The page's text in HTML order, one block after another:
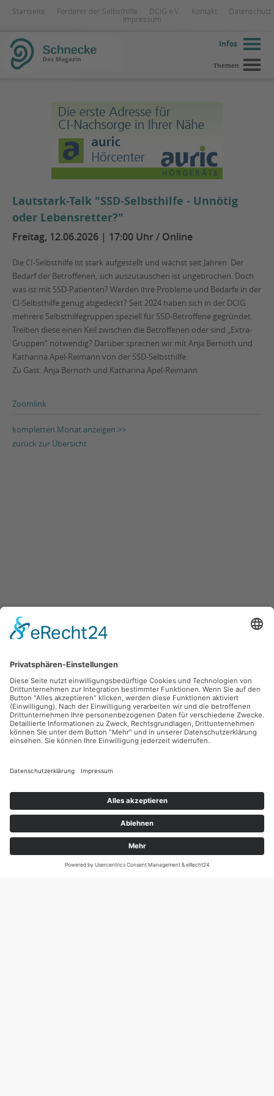
Startseite Förderer der Selbsthilfe DCIG e.V. Kontakt
Datenschutz
Impressum
Infos
Themen
Lautstark-Talk "SSD-Selbsthilfe - Unnötig
oder Lebensretter?"
Freitag, 12.06.2026 | 17:00 Uhr / Online
Die CI-Selbsthilfe ist stark aufgestellt und wächst seit Jahren. Der
Bedarf der Betroffenen, sich auszutauschen ist ungebrochen. Doch
was ist mit SSD-Patienten? Werden ihre Probleme und Bedarfe in der
CI-Selbsthilfe genug abgedeckt? Seit 2024 haben sich in der DCIG
mehrere Selbsthilfegruppen speziell für SSD-Betroffene gegründet.
Treiben diese einen Keil zwischen die Betroffenen oder sind „Extra-
Gruppen“ notwendig? Darüber sprechen wir mit Anja Bernoth und
Katharina Apel-Reimann von der SSD-Selbsthilfe.
Zu Gast: Anja Bernoth und Katharina Apel-Reimann
Zoomlink
kompletten Monat anzeigen >>
zurück zur Übersicht